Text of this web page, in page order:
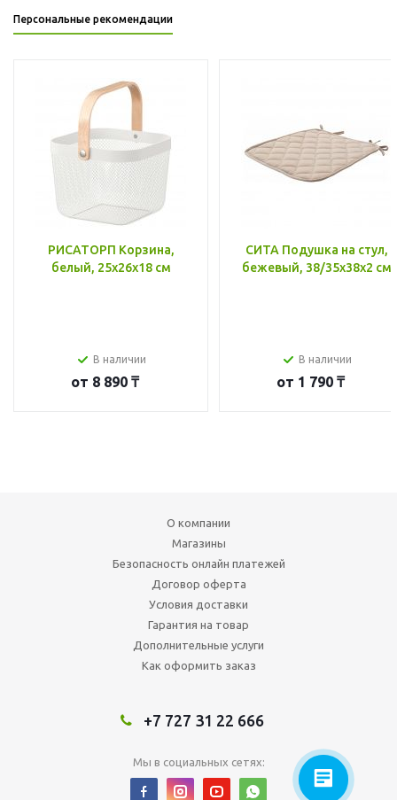
Персональные рекомендации
РИСАТОРП Корзина,
белый, 25x26x18 см
В наличии
от 8 890 ₸
СИТА Подушка на стул,
бежевый, 38/35x38x2 см
В наличии
от 1 790 ₸
О компании
Магазины
Безопасность онлайн платежей
Договор оферта
Условия доставки
Гарантия на товар
Дополнительные услуги
Как оформить заказ
+7 727 31 22 666
Мы в социальных сетях: